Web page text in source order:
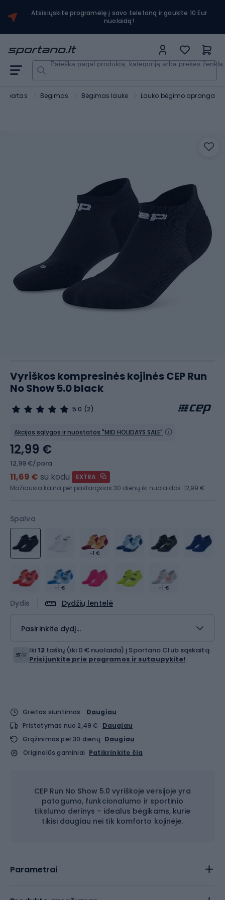
Atsisiųskite programėlę į savo telefoną ir gaukite 10 Eur
nuolaidą!
Paieška pagal produktą, kategoriją arba prekės ženklą
Sportas Bėgimas Bėgimas lauke Lauko bėgimo apranga
Vyriškos kompresinės kojinės CEP Run
No Show 5.0 black
5.0 (2)
Akcijos sąlygos ir nuostatos "MID HOLIDAYS SALE"
Spalva
-1 €
-1 € -1 €
Dydis Dydžių lentelė
Pasirinkite dydį...
12,99 €
12,99 €/pora
11,69 € su kodu
EXTRA
Mažiausia kaina per pastarąsias 30 dienų iki nuolaidos: 12,99 €
Iki12 taškų (iki 0 € nuolaida) į Sportano Club sąskaitą.
Prisijunkite prie programos ir sutaupykite!
Greitas siuntimas
Daugiau
Pristatymas nuo 2,49 €
Daugiau
Grąžinimas per 30 dienų Daugiau
Originalūs gaminiai Patikrinkite čia
CEP Run No Show 5.0 vyriškoje versijoje yra
patogumo, funkcionalumo ir sportinio
tikslumo derinys – idealus bėgikams, kurie
tikisi daugiau nei tik komforto kojinėje.
Parametrai